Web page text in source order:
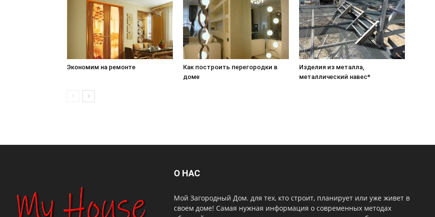
Экономим на ремонте
Как построить перегородки в
доме
Изделия из металла,
металлический навес*
О НАС
Мой Загородный Дом. для тех, кто строит, планирует или уже живет в
своем доме! Самая нужная информация о современных методах